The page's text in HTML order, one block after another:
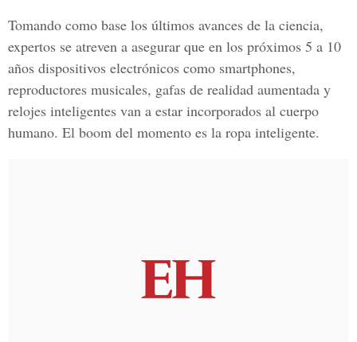
Tomando como base los últimos avances de la ciencia,
expertos se atreven a asegurar que en los próximos 5 a 10
años dispositivos electrónicos como smartphones,
reproductores musicales, gafas de realidad aumentada y
relojes inteligentes van a estar incorporados al cuerpo
humano. El boom del momento es la ropa inteligente.